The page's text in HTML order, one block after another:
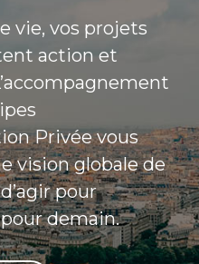
vie, vos projets
action et
Privée vous
vision globale de
pour
demain.